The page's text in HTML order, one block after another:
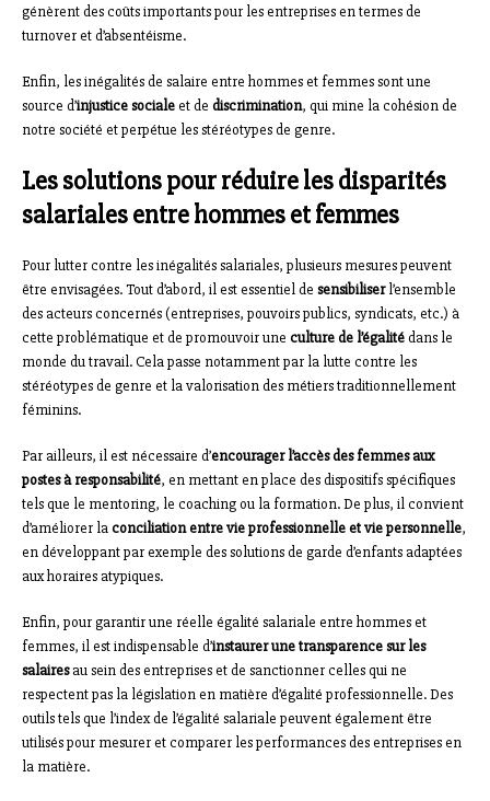
génèrent des coûts importants pour les entreprises en termes de
turnover et d’absentéisme.
Enfin, les inégalités de salaire entre hommes et femmes sont une
source d’injustice socialeet de discrimination, qui mine la cohésion de
notre société et perpétue les stéréotypes de genre.
Les solutions pour réduire les disparités
salariales entre hommes et femmes
Pour lutter contre les inégalités salariales, plusieurs mesures peuvent
être envisagées. Tout d’abord, il est essentiel de sensibiliserl’ensemble
des acteurs concernés (entreprises, pouvoirs publics, syndicats, etc.) à
cette problématique et de promouvoir une culture de l’égalitédans le
monde du travail. Cela passe notamment par la lutte contre les
stéréotypes de genre et la valorisation des métiers traditionnellement
féminins.
Par ailleurs, il est nécessaire d’encourager l’accès des femmes aux
postes à responsabilité, en mettant en place des dispositifs spécifiques
tels que le mentoring, le coaching ou la formation. De plus, il convient
d’améliorer laconciliation entre vie professionnelle et vie personnelle,
en développant par exemple des solutions de garde d’enfants adaptées
aux horaires atypiques.
Enfin, pour garantir une réelle égalité salariale entre hommes et
femmes, il est indispensable d’instaurer une transparence sur les
salairesau sein des entreprises et de sanctionner celles qui ne
respectent pas la législation en matière d’égalité professionnelle. Des
outils tels que l’index de l’égalité salariale peuvent également être
utilisés pour mesurer et comparer les performances des entreprises en
la matière.